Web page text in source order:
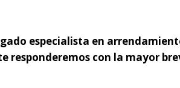
especialista en
responderemos con la mayor